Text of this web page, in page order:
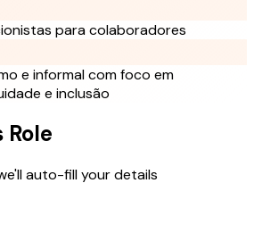
para colaboradores
e informal com foco em
e inclusão
auto-fill your details